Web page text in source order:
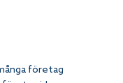
företag